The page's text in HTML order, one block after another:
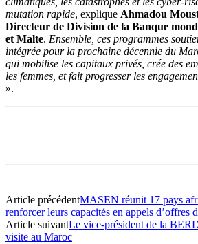
mutation rapide, explique Ahmadou
Directeur de Division de la Banque
et Malte. Ensemble, ces programmes
intégrée pour la prochaine décennie du
qui mobilise les capitaux privés, crée des
les femmes, et fait progresser les
».
Article précédentMASEN réunit 17 pays
renforcer leurs capacités en appels d’offres
Article suivantLe vice-président de la
visite au Maroc